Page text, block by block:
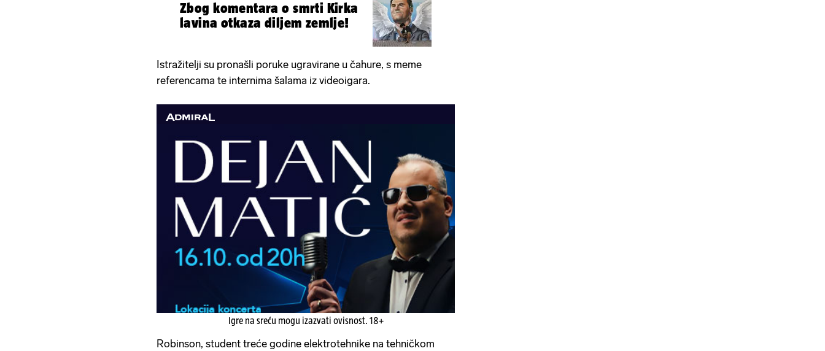
Zbog komentara o smrti Kirka
lavina otkaza diljem zemlje!
Istražitelji su pronašli poruke ugravirane u čahure, s meme
referencama te internima šalama iz videoigara.
Igre na sreću mogu izazvati ovisnost. 18+
Robinson, student treće godine elektrotehnike na tehničkom